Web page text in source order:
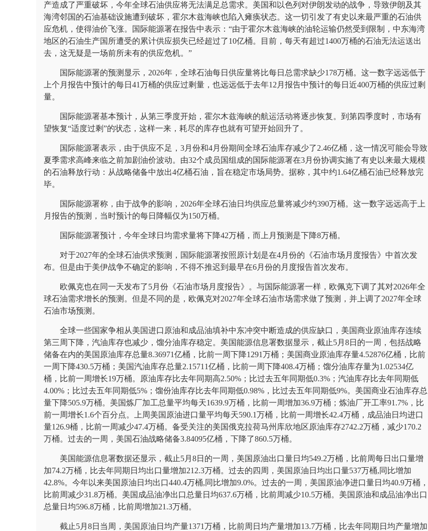
产造成了严重破坏，今年全球石油供应将无法满足总需求。美国和以色列对伊朗发动的战争，导致伊朗及其
海湾邻国的石油基础设施遭到破坏，霍尔木兹海峡也陷入瘫痪状态。这一切引发了有史以来最严重的石油供
应危机，使得油价飞涨。国际能源署在报告中表示：“由于霍尔木兹海峡的油轮运输仍然受到限制，中东海湾
地区的石油生产国所遭受的累计供应损失已经超过了10亿桶。目前，每天有超过1400万桶的石油无法运送出
去，这无疑是一场前所未有的供应危机。”
国际能源署的预测显示，2026年，全球石油每日供应量将比每日总需求缺少178万桶。这一数字远远低于
上个月报告中预计的每日41万桶的供应过剩量，也远远低于去年12月报告中预计的每日近400万桶的供应过剩
量。
国际能源署基本预计，从第三季度开始，霍尔木兹海峡的航运活动将逐步恢复。到第四季度时，市场有
望恢复“适度过剩”的状态，这样一来，耗尽的库存也就有可望开始回升了。
国际能源署表示，由于供应不足，3月份和4月份期间全球石油库存减少了2.46亿桶，这一情况可能会导致
夏季需求高峰来临之前加剧油价波动。由32个成员国组成的国际能源署在3月份协调实施了有史以来最大规模
的石油释放行动：从战略储备中放出4亿桶石油，旨在稳定市场局势。据称，其中约1.64亿桶石油已经释放完
毕。
国际能源署称，由于战争的影响，2026年全球石油日均供应总量将减少约390万桶。这一数字远远高于上
月报告的预测，当时预计的每日降幅仅为150万桶。
国际能源署预计，今年全球日均需求量将下降42万桶，而上月预测是下降8万桶。
对于2027年的全球石油供求预测，国际能源署按照原计划是在4月份的《石油市场月度报告》中首次发
布。但是由于美伊战争不确定的影响，不得不推迟到最早在6月份的月度报告首次发布。
欧佩克也在同一天发布了5月份《石油市场月度报告》。与国际能源署一样，欧佩克下调了其对2026年全
球石油需求增长的预测。但是不同的是，欧佩克对2027年全球石油市场需求做了预测，并上调了2027年全球
石油市场预测。
全球一些国家争相从美国进口原油和成品油填补中东冲突中断造成的供应缺口，美国商业原油库存连续
第三周下降，汽油库存也减少，馏分油库存稳定。美国能源信息署数据显示，截止5月8日的一周，包括战略
储备在内的美国原油库存总量8.36971亿桶，比前一周下降1291万桶；美国商业原油库存量4.52876亿桶，比前
一周下降430.5万桶；美国汽油库存总量2.15711亿桶，比前一周下降408.4万桶；馏分油库存量为1.02534亿
桶，比前一周增长19万桶。原油库存比去年同期高2.50%；比过去五年同期低0.3%；汽油库存比去年同期低
4.00%；比过去五年同期低5%；馏份油库存比去年同期低0.98%，比过去五年同期低9%。美国商业石油库存总
量下降505.9万桶。美国炼厂加工总量平均每天1639.9万桶，比前一周增加36.9万桶；炼油厂开工率91.7%，比
前一周增长1.6个百分点。上周美国原油进口量平均每天590.1万桶，比前一周增长42.4万桶，成品油日均进口
量126.9桶，比前一周减少47.4万桶。备受关注的美国俄克拉荷马州库欣地区原油库存2742.2万桶，减少170.2
万桶。过去的一周，美国石油战略储备3.84095亿桶，下降了860.5万桶。
美国能源信息署数据还显示，截止5月8日的一周，美国原油出口量日均549.2万桶，比前周每日出口量增
加74.2万桶，比去年同期日均出口量增加212.3万桶。过去的四周，美国原油日均出口量537万桶,同比增加
42.8%。今年以来美国原油日均出口440.4万桶,同比增加9.0%。过去的一周，美国原油净进口量日均40.9万桶，
比前周减少31.8万桶。美国成品油净出口总量日均637.6万桶，比前周减少10.5万桶。美国原油和成品油净出口
总量日均596.8万桶，比前周增加21.3万桶。
截止5月8日当周，美国原油日均产量1371万桶，比前周日均产量增加13.7万桶，比去年同期日均产量增加